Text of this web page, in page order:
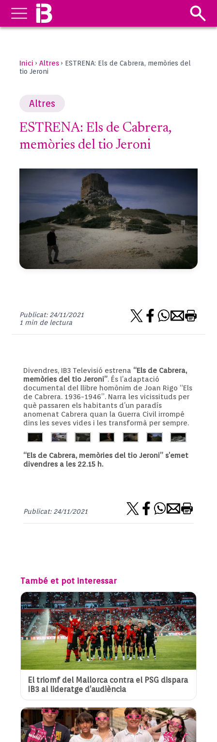
Inici › Altres › ESTRENA: Els de Cabrera, memòries del
tio Jeroni
Altres
ESTRENA: Els de Cabrera,
memòries del tio Jeroni
Publicat: 24/11/2021
1 min de lectura
Divendres, IB3 Televisió estrena “Els de Cabrera,
memòries del tio Jeroni”. És l’adaptació
documental del llibre homònim de Joan Rigo “Els
de Cabrera. 1936-1946”. Narra les vicissituds per
què passaren els habitants d’un paradís
anomenat Cabrera quan la Guerra Civil irrompé
dins les seves vides i les transformà per sempre.
“Els de Cabrera, memòries del tio Jeroni” s’emet
divendres a les 22.15 h.
Publicat: 24/11/2021
També et pot interessar
El triomf del Mallorca contra el PSG dispara
IB3 al lideratge d’audiència